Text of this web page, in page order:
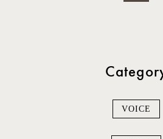
VOICE